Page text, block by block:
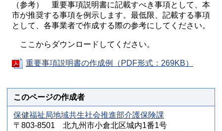
（参考） 重要事項説明書に記載すべき事項として、本
市が推奨する事項を例示します。最低限、記載する事項
として、各事業者で作成する際の参考にしてください。
ここからダウンロードしてください。
重要事項説明書の作成例（PDF形式：269KB）
このページの作成者
保健福祉局地域共生社会推進部介護保険課
〒803-8501 北九州市小倉北区城内1番1号